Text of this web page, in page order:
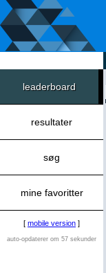
leaderboard
resultater
søg
mine favoritter
[ mobile version ]
auto-opdaterer om 57 sekunder